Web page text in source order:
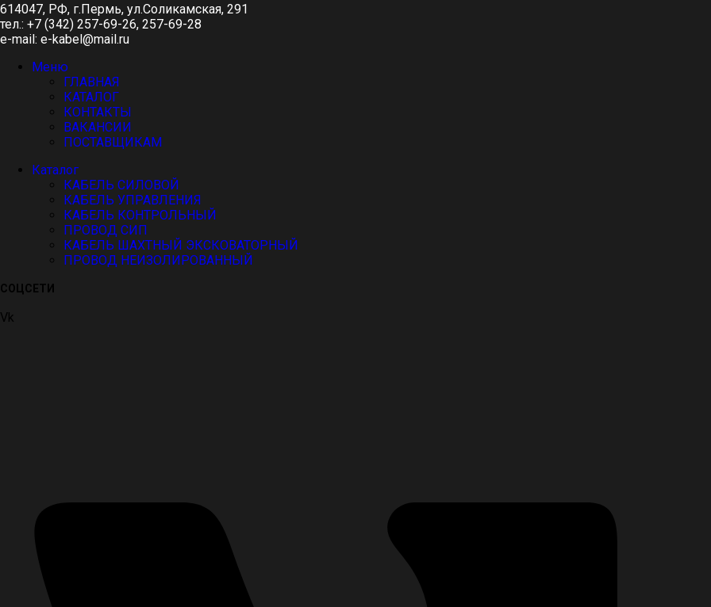
614047, РФ, г.Пермь, ул.Соликамская, 291
тел.: +7 (342) 257-69-26, 257-69-28
e-mail: e-kabel@mail.ru
Меню
ГЛАВНАЯ
КАТАЛОГ
КОНТАКТЫ
ВАКАНСИИ
ПОСТАВЩИКАМ
Каталог
КАБЕЛЬ СИЛОВОЙ
КАБЕЛЬ УПРАВЛЕНИЯ
КАБЕЛЬ КОНТРОЛЬНЫЙ
ПРОВОД СИП
КАБЕЛЬ ШАХТНЫЙ ЭКСКОВАТОРНЫЙ
ПРОВОД НЕИЗОЛИРОВАННЫЙ
СОЦСЕТИ
Vk